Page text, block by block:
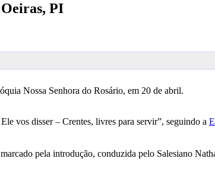
PI
Nossa Senhora do Rosário, em 20 de abril.
vos disser – Crentes, livres para servir”, seguindo a
pela introdução, conduzida pelo Salesiano